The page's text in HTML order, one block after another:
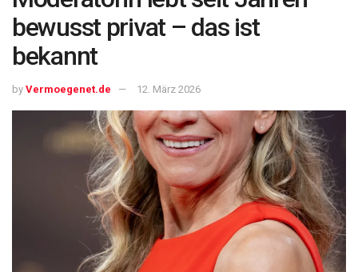
bewusst privat – das ist
bekannt
by Vermoegenet.de 12. März 2026